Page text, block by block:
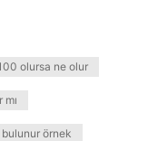
olursa ne olur
bulunur örnek